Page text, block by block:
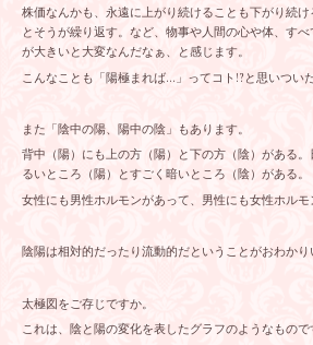
株価なんかも、永遠に上がり続けることも下がり続
とそうが繰り返す。など、物事や人間の心や体、す
が大きいと大変なんだなぁ、と感じます。
こんなことも「陽極まれば…」ってコト!?と思いつい
また「陰中の陽、陽中の陰」もあります。
背中（陽）にも上の方（陽）と下の方（陰）がある
るいところ（陽）とすごく暗いところ（陰）がある。
女性にも男性ホルモンがあって、男性にも女性ホルモ
陰陽は相対的だったり流動的だということがおわかり
太極図をご存じですか。
これは、陰と陽の変化を表したグラフのようなもので